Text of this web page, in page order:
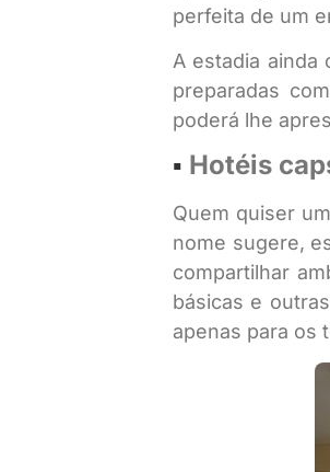
perfeita de um
A estadia ainda
preparadas
poderá lhe
▪︎ Hotéis
Quem quiser
nome sugere,
compartilhar
básicas e
apenas para os